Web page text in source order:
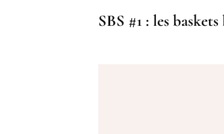
SBS #1 : les baskets